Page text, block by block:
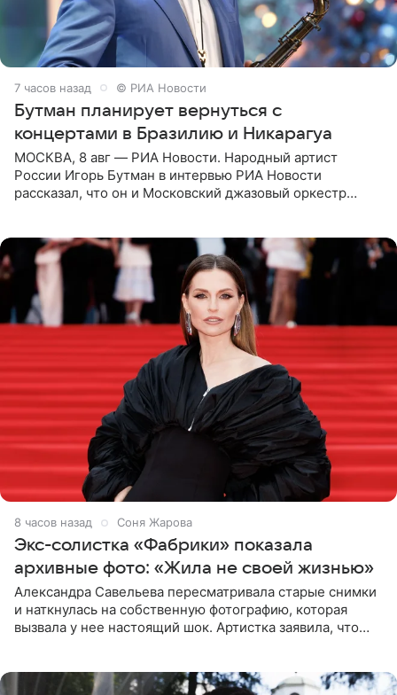
7 часов назад © РИА Новости
Бутман планирует вернуться с
концертами в Бразилию и Никарагуа
МОСКВА, 8 авг — РИА Новости. Народный артист
России Игорь Бутман в интервью РИА Новости
рассказал, что он и Московский джазовый оркестр
8 часов назад Соня Жарова
Экс-солистка «Фабрики» показала
архивные фото: «Жила не своей жизнью»
Александра Савельева пересматривала старые снимки
и наткнулась на собственную фотографию, которая
вызвала у нее настоящий шок. Артистка заявила, что